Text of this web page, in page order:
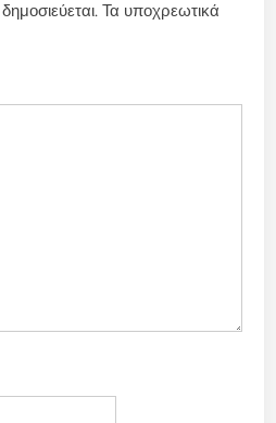
Τα υποχρεωτικά